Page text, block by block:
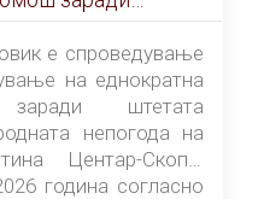
на Општина
е спроведување
на еднократна
штетата
непогода на
Центар-Скопје
година согласно